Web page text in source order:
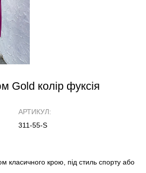
Gold колір фуксія
АРТИКУЛ:
311-55-S
класичного крою, під стиль спорту або